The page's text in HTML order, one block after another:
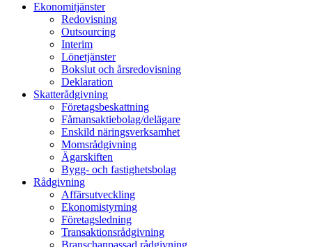
Ekonomitjänster
Redovisning
Outsourcing
Interim
Lönetjänster
Bokslut och årsredovisning
Deklaration
Skatterådgivning
Företagsbeskattning
Fåmansaktiebolag/delägare
Enskild näringsverksamhet
Momsrådgivning
Ägarskiften
Bygg- och fastighetsbolag
Rådgivning
Affärsutveckling
Ekonomistyrning
Företagsledning
Transaktionsrådgivning
Branschanpassad rådgivning